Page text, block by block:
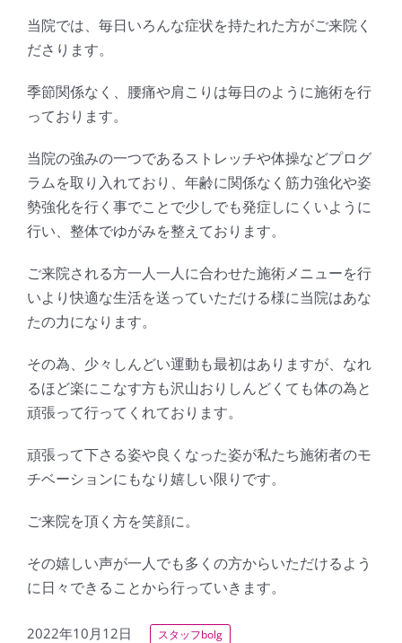
当院では、毎日いろんな症状を持たれた方がご来院く
ださります。
季節関係なく、腰痛や肩こりは毎日のように施術を行
っております。
当院の強みの一つであるストレッチや体操などプログ
ラムを取り入れており、年齢に関係なく筋力強化や姿
勢強化を行く事でことで少しでも発症しにくいように
行い、整体でゆがみを整えております。
ご来院される方一人一人に合わせた施術メニューを行
いより快適な生活を送っていただける様に当院はあな
たの力になります。
その為、少々しんどい運動も最初はありますが、なれ
るほど楽にこなす方も沢山おりしんどくても体の為と
頑張って行ってくれております。
頑張って下さる姿や良くなった姿が私たち施術者のモ
チベーションにもなり嬉しい限りです。
ご来院を頂く方を笑顔に。
その嬉しい声が一人でも多くの方からいただけるよう
に日々できることから行っていきます。
2022年10月12日 スタッフbolg